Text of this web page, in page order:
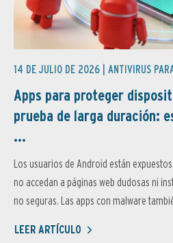
14 DE JULIO DE 2026 | ANTIVIRUS
Apps para proteger
prueba de larga duración:
...
Los usuarios de Android están
no accedan a páginas web dudosas ni
no seguras. Las apps con malware
LEER ARTÍCULO